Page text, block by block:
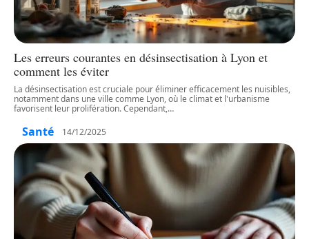
Les erreurs courantes en désinsectisation à Lyon et
comment les éviter
La désinsectisation est cruciale pour éliminer efficacement les nuisibles,
notamment dans une ville comme Lyon, où le climat et l'urbanisme
favorisent leur prolifération. Cependant,…
Santé 14/12/2025